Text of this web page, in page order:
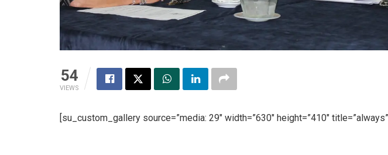
54
VIEWS
[su_custom_gallery source=”media: 29″ width=”630″ height=”410″ title=”always”]